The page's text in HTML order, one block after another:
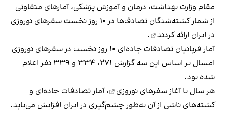
مقام وزارت بهداشت، درمان و آموزش پزشکی، آمارهای متفاوتی
از شمار کشته‌شدگان تصادف‌ها در ۱۰ روز نخست سفرهای نوروزی
در ایران ارائه کردند
.
آمار قربانیان تصادفات جاده‌ای ۱۰ روز نخست در سفرهای نوروزی
امسال بر اساس این سه گزارش ۲۷۱، ۳۳۴ و ۳۳۹ نفر اعلام
شده بود.
هر سال با آغازسفرهای نوروزی
، آمار تصادفات جاده‌ای و
کشته‌های ناشی از آن به‌طور چشم‌گیری در ایران افزایش می‌یابد.